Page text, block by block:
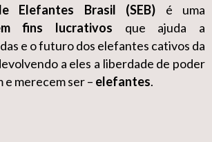
Elefantes Brasil (SEB) é uma
fins lucrativos que ajuda a
e o futuro dos elefantes cativos da
a eles a liberdade de poder
e merecem ser – elefantes.